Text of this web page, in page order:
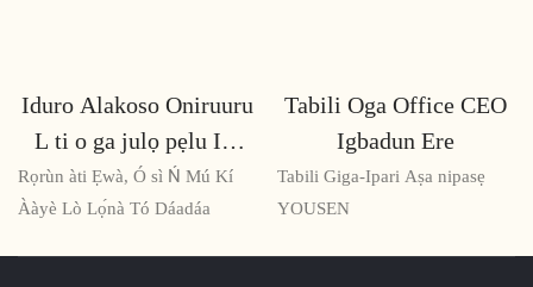
Iduro Alakoso Oniruuru
L ti o ga julọ pẹlu Ibi
ipamọ ti a ṣepọ
Rọrùn àti Ẹwà, Ó sì Ń Mú Kí
Ààyè Lò Lọ́nà Tó Dáadáa
Tabili Oga Office CEO
Igbadun Ere
Tabili Giga-Ipari Aṣa nipasẹ
YOUSEN